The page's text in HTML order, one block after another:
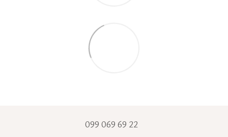
099 069 69 22